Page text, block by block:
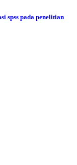
spss pada penelitian